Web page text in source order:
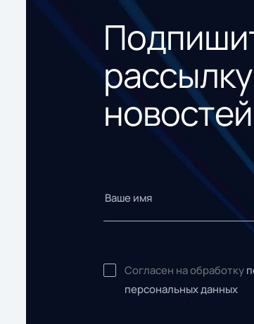
Согласен на обработку
персональных данных